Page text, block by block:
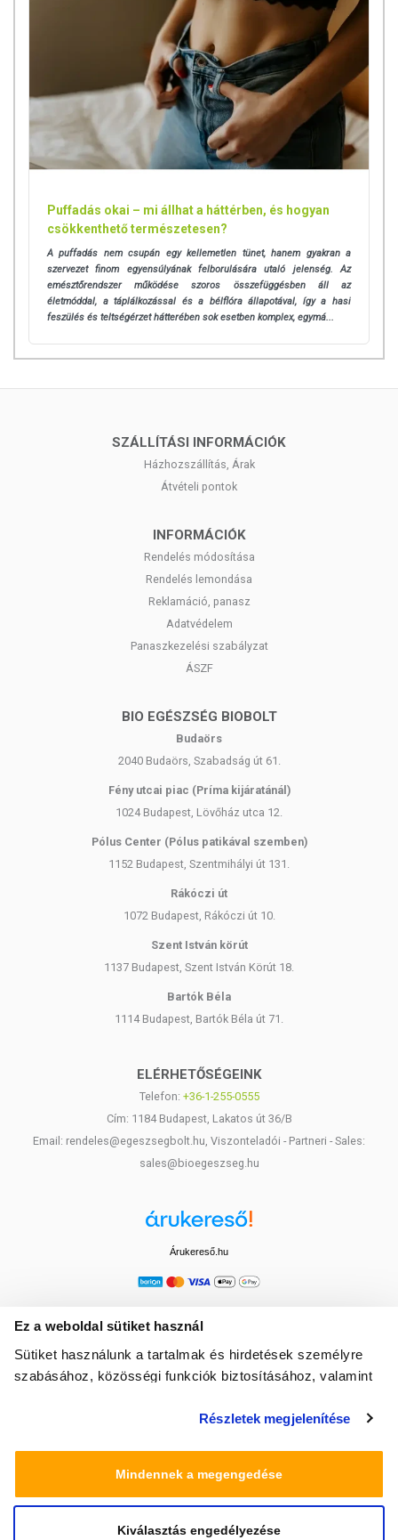
Ez a weboldal sütiket használ
Sütiket használunk a tartalmak és hirdetések személyre
szabásához, közösségi funkciók biztosításához, valamint
média-, hirdető- és elemező partnereinkkel megosztjuk az
amelyeket Ön adott meg számukra vagy az Ön által
használt más szolgáltatásokból gyűjtöttek.
Részletek megjelenítése
Mindennek a megengedése
Kiválasztás engedélyezése
Puffadás okai – mi állhat a háttérben, és hogyan
csökkenthető természetesen?
A puffadás nem csupán egy kellemetlen tünet, hanem gyakran a
szervezet finom egyensúlyának felborulására utaló jelenség. Az
emésztőrendszer működése szoros összefüggésben áll az
életmóddal, a táplálkozással és a bélflóra állapotával, így a hasi
feszülés és teltségérzet hátterében sok esetben komplex, egymá...
SZÁLLÍTÁSI INFORMÁCIÓK
Házhozszállítás, Árak
Átvételi pontok
INFORMÁCIÓK
Rendelés módosítása
Rendelés lemondása
Reklamáció, panasz
Adatvédelem
Panaszkezelési szabályzat
ÁSZF
BIO EGÉSZSÉG BIOBOLT
Budaörs
2040 Budaörs, Szabadság út 61.
Fény utcai piac (Príma kijáratánál)
1024 Budapest, Lövőház utca 12.
Pólus Center (Pólus patikával szemben)
1152 Budapest, Szentmihályi út 131.
Rákóczi út
1072 Budapest, Rákóczi út 10.
Szent István körút
1137 Budapest, Szent István Körút 18.
Bartók Béla
1114 Budapest, Bartók Béla út 71.
ELÉRHETŐSÉGEINK
Telefon: +36-1-255-0555
Cím: 1184 Budapest, Lakatos út 36/B
Email: rendeles@egeszsegbolt.hu, Viszonteladói - Partneri - Sales:
sales@bioegeszseg.hu
Árukereső.hu